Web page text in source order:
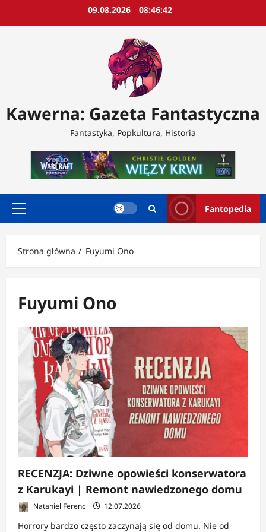
09.08.2026 08:46:44
Kawerna: Gazeta Fantastyczna
Fantastyka, Popkultura, Historia
Menu
Fantopedia
Strona główna Fuyumi Ono
Fuyumi Ono
RECENZJA: Dziwne opowieści konserwatora
z Karukayi | Remont nawiedzonego domu
Nataniel Ferenc 12.07.2026
Horrory bardzo często zaczynają się od domu. Nie od